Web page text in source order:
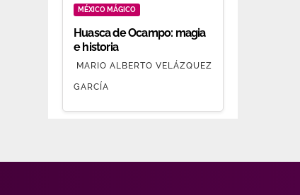
MÉXICO MÁGICO
Huasca de Ocampo: magia
e historia
MARIO ALBERTO VELÁZQUEZ
GARCÍA